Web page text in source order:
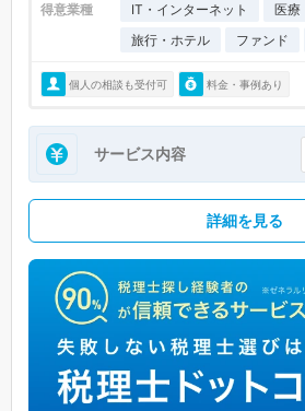
得意業種 IT・インターネット
医療
旅行・ホテル
ファンド
個人の相談も受付可 料金・事例あり
サービス内容
詳細を見る